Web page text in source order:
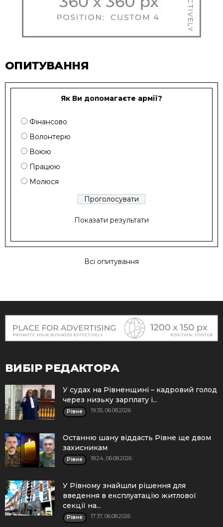
ОПИТУВАННЯ
Як Ви допомагаєте армії?
Фінансово
Волонтерю
Воюю
Працюю
Молюся
Показати результати
Всі опитування
ВИБІР РЕДАКТОРА
У судах на Рівненщині – кадровий голод
через низьку зарплату і...
Рівне 19:35, 06.08.2026
Останню шану віддасть Рівне ще двом
захисникам
Рівне 18:24, 06.08.2026
У Рівному знайшли рішення для
введення в експлуатацію житлової
секції на...
Рівне 17:37, 06.08.2026